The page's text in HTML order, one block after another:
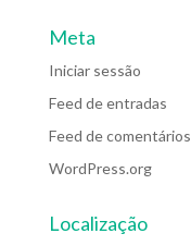
Meta
Iniciar sessão
Feed de entradas
Feed de comentários
WordPress.org
Localização